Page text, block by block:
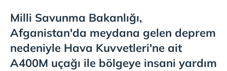
Milli Savunma Bakanlığı,
Afganistan'da meydana gelen deprem
nedeniyle Hava Kuvvetleri'ne ait
A400M uçağı ile bölgeye insani yardım